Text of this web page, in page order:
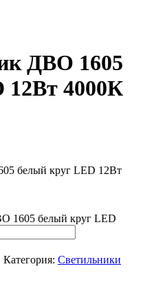
ДВО 1605
12Вт 4000К
белый круг LED 12Вт
1605 белый круг LED
Категория: Светильники